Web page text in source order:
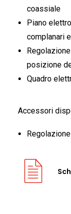
coassiale
Piano
complanari
posizione
Quadro
Accessori